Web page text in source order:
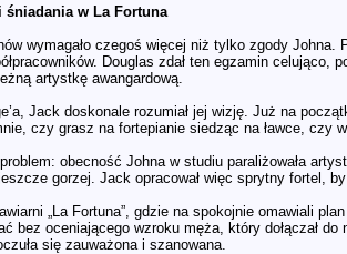
w La Fortuna
wymagało czegoś więcej niż tylko zgody Johna.
Douglas zdał ten egzamin
artystkę awangardową.
Jack doskonale rozumiał jej wizję. Już na
czy grasz na fortepianie siedząc na ławce, czy
obecność Johna w studiu paraliżowała
gorzej. Jack opracował więc sprytny fortel,
„La Fortuna”, gdzie na spokojnie omawiali
bez oceniającego wzroku męża, który dołączał
się zauważona i szanowana.